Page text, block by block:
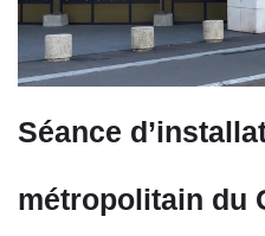
Séance
métropolitain du